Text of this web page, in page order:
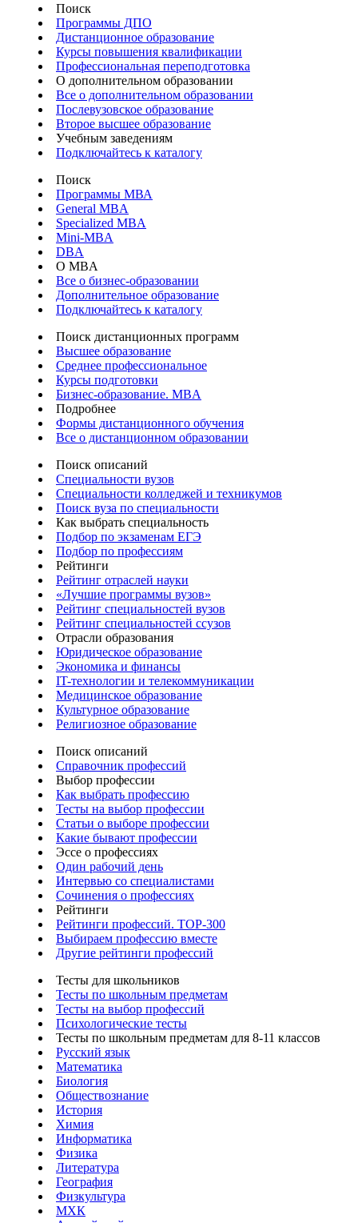
Поиск
Программы ДПО
Дистанционное образование
Курсы повышения квалификации
Профессиональная переподготовка
О дополнительном образовании
Все о дополнительном образовании
Послевузовское образование
Второе высшее образование
Учебным заведениям
Подключайтесь к каталогу
Поиск
Программы МВА
General MBA
Specialized MBA
Mini-MBA
DBA
О MBA
Все о бизнес-образовании
Дополнительное образование
Подключайтесь к каталогу
Поиск дистанционных программ
Высшее образование
Среднее профессиональное
Курсы подготовки
Бизнес-образование. MBA
Подробнее
Формы дистанционного обучения
Все о дистанционном образовании
Поиск описаний
Специальности вузов
Специальности колледжей и техникумов
Поиск вуза по специальности
Как выбрать специальность
Подбор по экзаменам ЕГЭ
Подбор по профессиям
Рейтинги
Рейтинг отраслей науки
«Лучшие программы вузов»
Рейтинг специальностей вузов
Рейтинг специальностей ссузов
Отрасли образования
Юридическое образование
Экономика и финансы
IT-технологии и телекоммуникации
Медицинское образование
Культурное образование
Религиозное образование
Поиск описаний
Справочник профессий
Выбор профессии
Как выбрать профессию
Тесты на выбор профессии
Статьи о выборе профессии
Какие бывают профессии
Эссе о профессиях
Один рабочий день
Интервью со специалистами
Сочинения о профессиях
Рейтинги
Рейтинги профессий. TOP-300
Выбираем профессию вместе
Другие рейтинги профессий
Тесты для школьников
Тесты по школьным предметам
Тесты на выбор профессий
Психологические тесты
Тесты по школьным предметам для 8-11 классов
Русский язык
Математика
Биология
Обществознание
История
Химия
Информатика
Физика
Литература
География
Физкультура
МХК